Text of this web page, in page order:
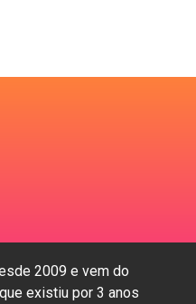
2009 e vem do
existiu por 3 anos